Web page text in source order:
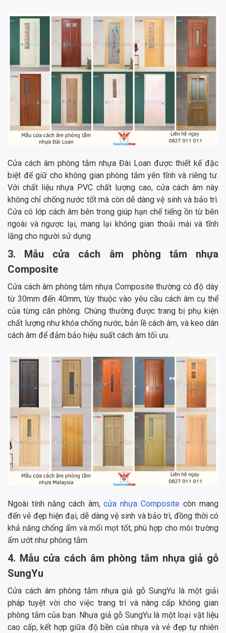
Cửa cách âm phòng tắm nhựa Đài Loan được thiết kế đặc
biệt để giữ cho không gian phòng tắm yên tĩnh và riêng tư.
Với chất liệu nhựa PVC chất lượng cao, cửa cách âm này
không chỉ chống nước tốt mà còn dễ dàng vệ sinh và bảo trì.
Cửa có lớp cách âm bên trong giúp hạn chế tiếng ồn từ bên
ngoài và ngược lại, mang lại không gian thoải mái và tĩnh
lặng cho người sử dụng
3. Mẫu cửa cách âm phòng tắm nhựa
Composite
Cửa cách âm phòng tắm nhựa Composite thường có độ dày
từ 30mm đến 40mm, tùy thuộc vào yêu cầu cách âm cụ thể
của từng căn phòng. Chúng thường được trang bị phụ kiện
chất lượng như khóa chống nước, bản lề cách âm, và keo dán
cách âm để đảm bảo hiệu suất cách âm tối ưu.
Ngoài tính năng cách âm,cửa nhựa Composite còn mang
đến vẻ đẹp hiện đại, dễ dàng vệ sinh và bảo trì, đồng thời có
khả năng chống ẩm và mối mọt tốt, phù hợp cho môi trường
ẩm ướt như phòng tắm.
4. Mẫu cửa cách âm phòng tắm nhựa giả gỗ
SungYu
Cửa cách âm phòng tắm nhựa giả gỗ SungYu là một giải
pháp tuyệt vời cho việc trang trí và nâng cấp không gian
phòng tắm của bạn. Nhựa giả gỗ SungYu là một loại vật liệu
cao cấp, kết hợp giữa độ bền của nhựa và vẻ đẹp tự nhiên